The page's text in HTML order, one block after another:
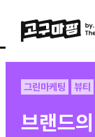
그린마케팅 뷰티
브랜드